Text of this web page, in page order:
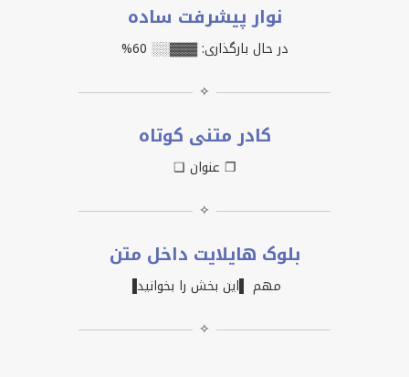
نوار پیشرفت ساده
در حال بارگذاری: ▓▓▓░░ 60%
✧
کادر متنی کوتاه
❐ عنوان ❑
✧
بلوک هایلایت داخل متن
مهم ▌این بخش را بخوانید▐
✧